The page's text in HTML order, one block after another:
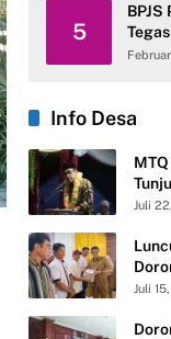
5
BPJS
Info Desa
Juli
Juli